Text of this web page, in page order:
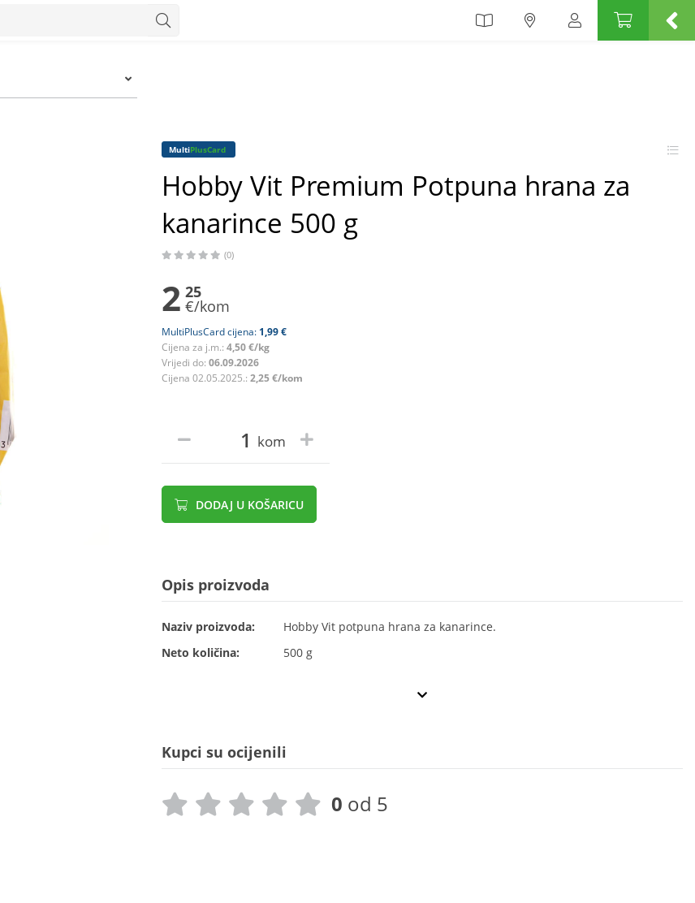
MultiPlusCard
Hobby Vit Premium Potpuna hrana za
kanarince 500 g
(0)
2 25
€/kom
MultiPlusCard cijena: 1,99 €
Cijena za j.m.: 4,50 €/kg
Vrijedi do: 06.09.2026
Cijena 02.05.2025.: 2,25 €/kom
kom
DODAJ U KOŠARICU
Opis proizvoda
Naziv proizvoda:
Hobby Vit potpuna hrana za kanarince.
Neto količina:
500 g
Kupci su ocijenili
0 od 5